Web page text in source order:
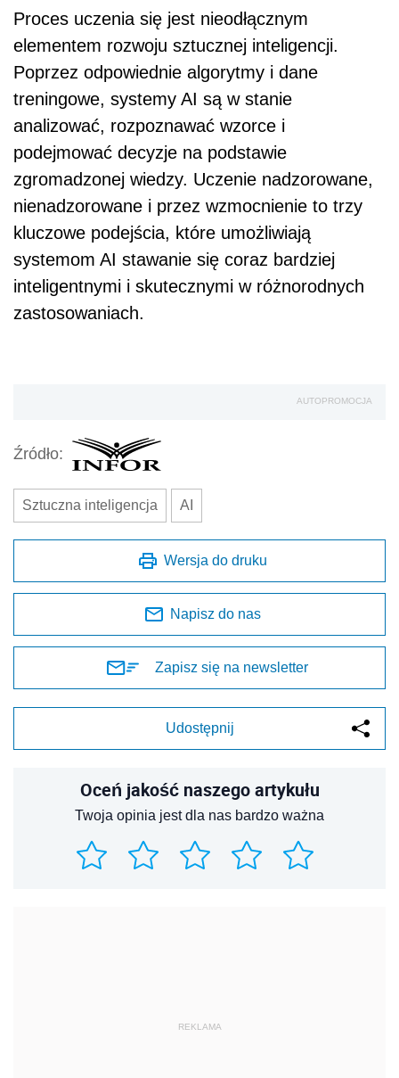
Proces uczenia się jest nieodłącznym
elementem rozwoju sztucznej inteligencji.
Poprzez odpowiednie algorytmy i dane
treningowe, systemy AI są w stanie
analizować, rozpoznawać wzorce i
podejmować decyzje na podstawie
zgromadzonej wiedzy. Uczenie nadzorowane,
nienadzorowane i przez wzmocnienie to trzy
kluczowe podejścia, które umożliwiają
systemom AI stawanie się coraz bardziej
inteligentnymi i skutecznymi w różnorodnych
zastosowaniach.
AUTOPROMOCJA
Źródło:
Sztuczna inteligencja AI
Wersja do druku
Napisz do nas
Zapisz się na newsletter
Udostępnij
Oceń jakość naszego artykułu
Twoja opinia jest dla nas bardzo ważna
REKLAMA